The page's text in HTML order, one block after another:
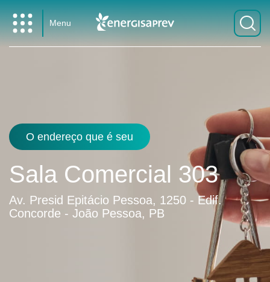
Menu
O endereço que é seu
Sala Comercial 303
Av. Presid Epitácio Pessoa, 1250 - Edif.
Concorde - João Pessoa, PB